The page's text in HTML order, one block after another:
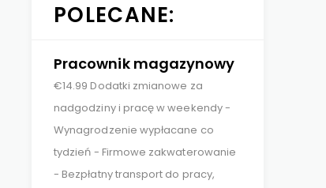
POLECANE:
Pracownik magazynowy
€14.99 Dodatki zmianowe za
nadgodziny i pracę w weekendy -
Wynagrodzenie wypłacane co
tydzień - Firmowe zakwaterowanie
- Bezpłatny transport do pracy,